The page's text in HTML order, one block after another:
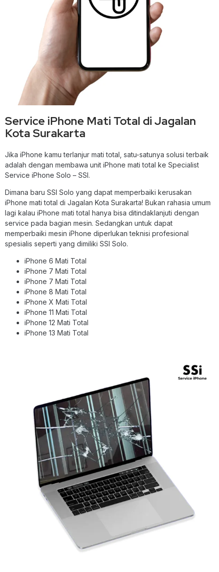
Service iPhone Mati Total di Jagalan
Kota Surakarta
Jika iPhone kamu terlanjur mati total, satu-satunya solusi terbaik
adalah dengan membawa unit iPhone mati total ke Specialist
Service iPhone Solo – SSI.
Dimana baru SSI Solo yang dapat memperbaiki kerusakan
iPhone mati total di Jagalan Kota Surakarta! Bukan rahasia umum
lagi kalau iPhone mati total hanya bisa ditindaklanjuti dengan
service pada bagian mesin. Sedangkan untuk dapat
memperbaiki mesin iPhone diperlukan teknisi profesional
spesialis seperti yang dimiliki SSI Solo.
iPhone 6 Mati Total
iPhone 7 Mati Total
iPhone 7 Mati Total
iPhone 8 Mati Total
iPhone X Mati Total
iPhone 11 Mati Total
iPhone 12 Mati Total
iPhone 13 Mati Total